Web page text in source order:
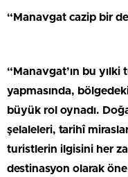
“Manavgat cazip bir
“Manavgat’ın bu yılki
yapmasında,
büyük rol oynadı.
şelaleleri, tarihî
turistlerin ilgisini her
destinasyon olarak